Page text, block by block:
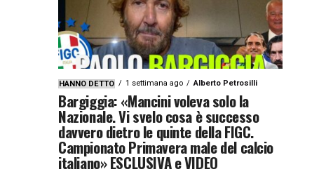
HANNO DETTO 1 settimana ago Alberto Petrosilli
Bargiggia: «Mancini voleva solo la
Nazionale. Vi svelo cosa è successo
davvero dietro le quinte della FIGC.
Campionato Primavera male del calcio
italiano» ESCLUSIVA e VIDEO